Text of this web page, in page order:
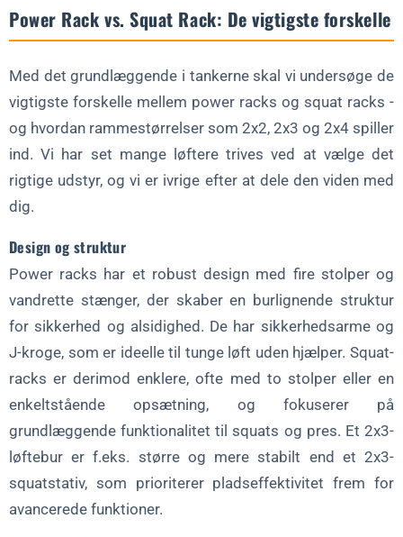
Power Rack vs. Squat Rack: De vigtigste forskelle
Med det grundlæggende i tankerne skal vi undersøge de
vigtigste forskelle mellem power racks og squat racks -
og hvordan rammestørrelser som 2x2, 2x3 og 2x4 spiller
ind. Vi har set mange løftere trives ved at vælge det
rigtige udstyr, og vi er ivrige efter at dele den viden med
dig.
Design og struktur
Power racks har et robust design med fire stolper og
vandrette stænger, der skaber en burlignende struktur
for sikkerhed og alsidighed. De har sikkerhedsarme og
J-kroge, som er ideelle til tunge løft uden hjælper. Squat-
racks er derimod enklere, ofte med to stolper eller en
enkeltstående opsætning, og fokuserer på
grundlæggende funktionalitet til squats og pres. Et 2x3-
løftebur er f.eks. større og mere stabilt end et 2x3-
squatstativ, som prioriterer pladseffektivitet frem for
avancerede funktioner.